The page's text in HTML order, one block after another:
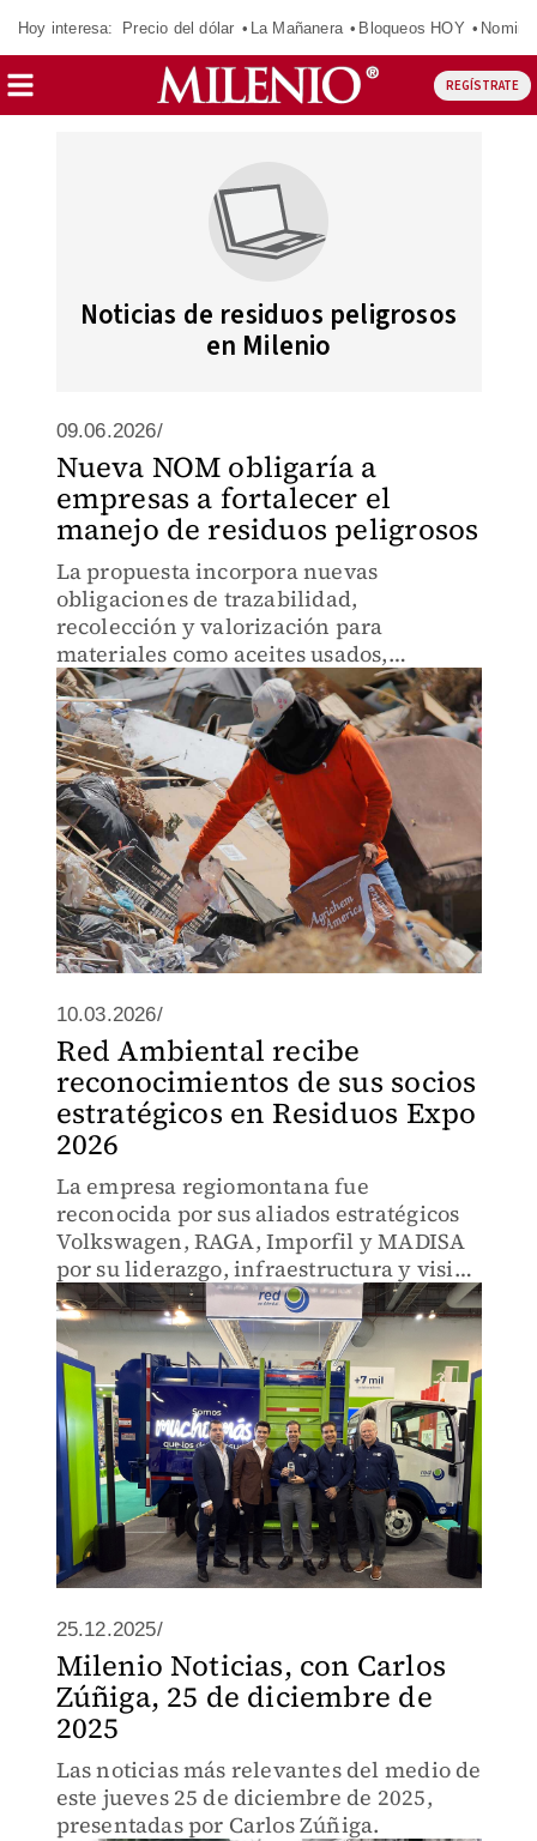
Hoy interesa: Precio del dólar La Mañanera Bloqueos HOY
REGÍSTRATE
Noticias de residuos peligrosos
en Milenio
09.06.2026/
Nueva NOM obligaría a
empresas a fortalecer el
manejo de residuos peligrosos
La propuesta incorpora nuevas
obligaciones de trazabilidad,
recolección y valorización para
materiales como aceites usados,
baterías, electrónicos y residuos
biológico-infecciosos.
10.03.2026/
Red Ambiental recibe
reconocimientos de sus socios
estratégicos en Residuos Expo
2026
La empresa regiomontana fue
reconocida por sus aliados estratégicos
Volkswagen, RAGA, Imporfil y MADISA
por su liderazgo, infraestructura y visión
en la gestión integral de residuos
25.12.2025/
Milenio Noticias, con Carlos
Zúñiga, 25 de diciembre de
2025
Las noticias más relevantes del medio de
este jueves 25 de diciembre de 2025,
presentadas por Carlos Zúñiga.